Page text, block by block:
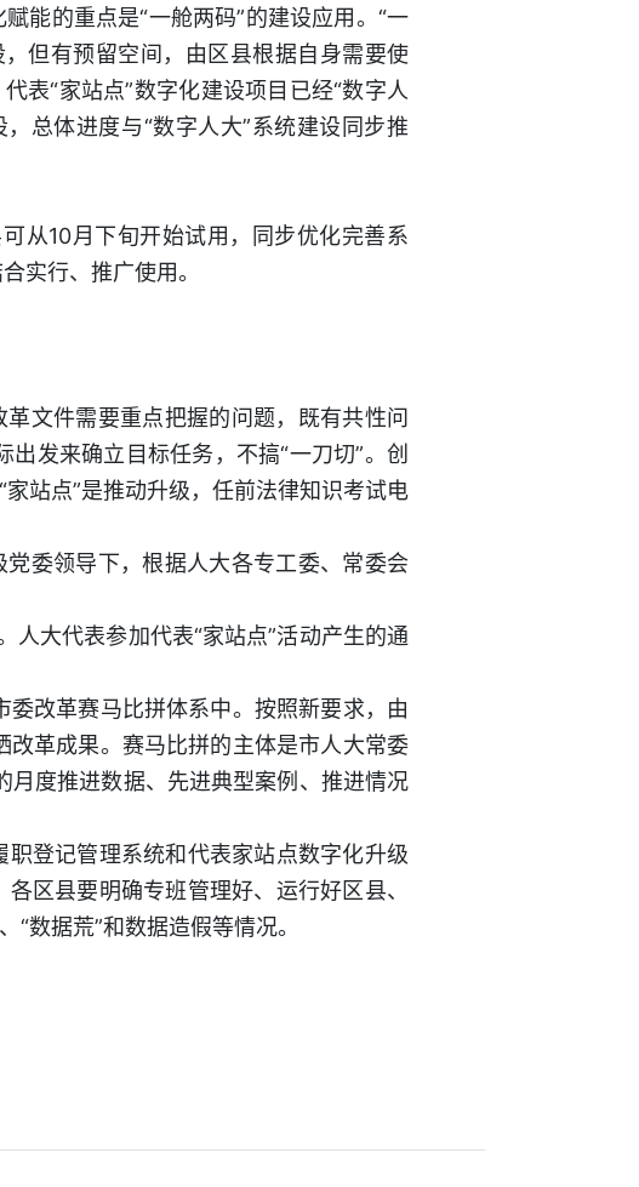
能的重点是“一舱两码”的建设应用。“一
但有预留空间，由区县根据自身需要使
表“家站点”数字化建设项目已经“数字人
总体进度与“数字人大”系统建设同步推
10月下旬开始试用，同步优化完善系
实行、推广使用。
文件需要重点把握的问题，既有共性问
发来确立目标任务，不搞“一刀切”。创
站点”是推动升级，任前法律知识考试电
委领导下，根据人大各专工委、常委会
大代表参加代表“家站点”活动产生的通
改革赛马比拼体系中。按照新要求，由
革成果。赛马比拼的主体是市人大常委
度推进数据、先进典型案例、推进情况
登记管理系统和代表家站点数字化升级
区县要明确专班管理好、运行好区县、
数据荒”和数据造假等情况。